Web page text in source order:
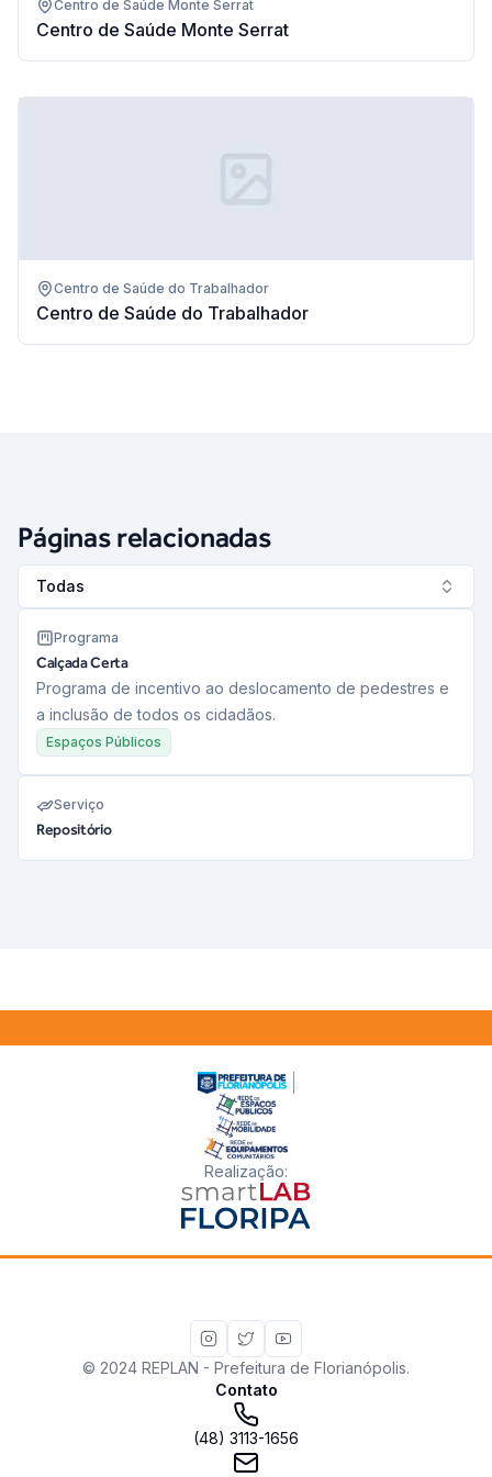
Centro de Saúde Monte Serrat
Centro de Saúde Monte Serrat
Centro de Saúde do Trabalhador
Centro de Saúde do Trabalhador
Páginas relacionadas
Programa
Calçada Certa
Programa de incentivo ao deslocamento de pedestres e
a inclusão de todos os cidadãos.
Espaços Públicos
Serviço
Repositório
Todas
Realização:
© 2024 REPLAN - Prefeitura de Florianópolis.
Contato
(48) 3113-1656